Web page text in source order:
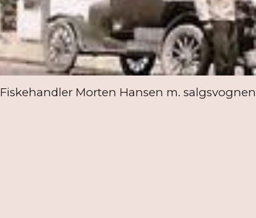
Fiskehandler Morten Hansen m. salgsvognen